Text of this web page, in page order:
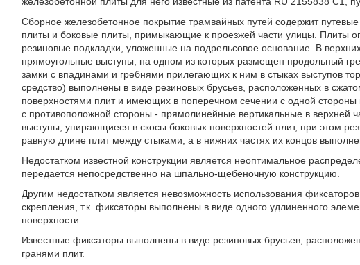
Сборное железобетонное покрытие трамвайных путей содержит
плиты и боковые плиты, примыкающие к проезжей части улицы. Плиты
резиновые подкладки, уложенные на подрельсовое основание. В
прямоугольные выступы, на одном из которых размещен продольный
замки с впадинами и гребнями прилегающих к ним в стыках выступов
средство) выполнены в виде резиновых брусьев, расположенных в
поверхностями плит и имеющих в поперечном сечении с одной
с противоположной стороны - прямолинейные вертикальные в верхней
выступы, упирающиеся в скосы боковых поверхностей плит, при этом
равную длине плит между стыками, а в нижних частях их концов
Недостатком известной конструкции является неоптимальное
передается непосредственно на шпально-щебеночную конструкцию.
Другим недостатком является невозможность использования
скрепления, т.к. фиксаторы выполнены в виде одного удлиненного
поверхности.
Известные фиксаторы выполнены в виде резиновых брусьев,
гранями плит.